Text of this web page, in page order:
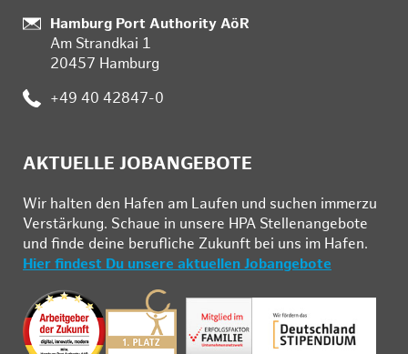
:
Hamburg Port Authority AöR
Am Strandkai 1
20457 Hamburg
: +49 40 42847-0
AKTUELLE JOBANGEBOTE
Wir hal­ten den Ha­fen am Lau­fen und su­chen im­mer­zu
Ver­stär­kung. Schau­e in un­se­re HPA Stel­len­an­ge­bo­te
und fin­de deine be­ruf­li­che Zu­kunft bei uns im Ha­fen.
Hier findest Du unsere aktuellen Jobangebote